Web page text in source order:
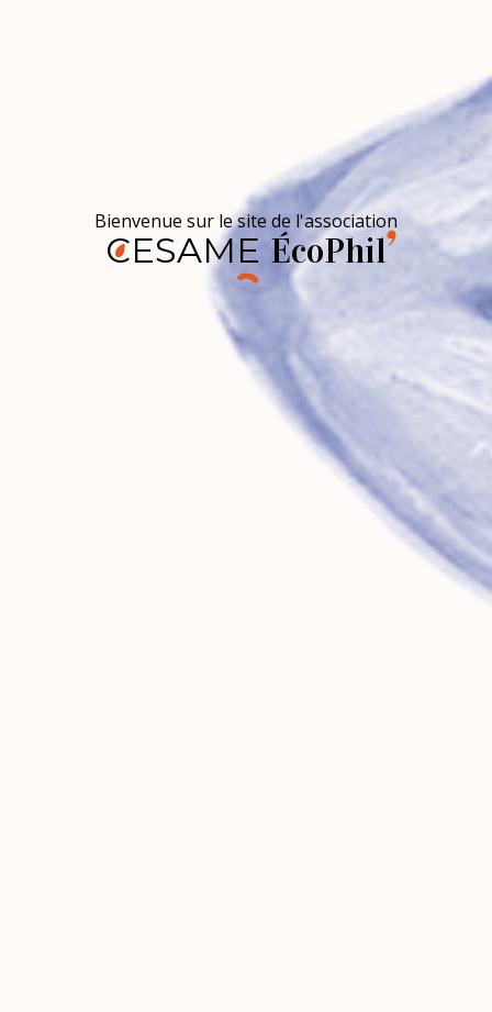
Bienvenue sur le site de l'association
CESAME ÉcoPhil